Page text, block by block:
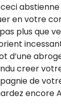
en votre
plus que
d’une
creer
de
encore